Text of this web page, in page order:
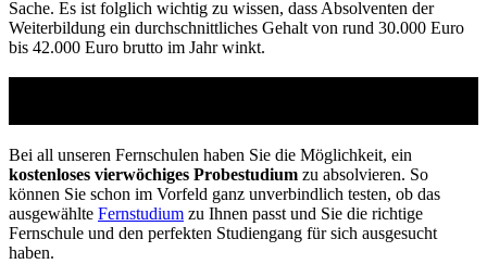
Sache. Es ist folglich wichtig zu wissen, dass Absolventen der
Weiterbildung ein durchschnittliches Gehalt von rund 30.000 Euro
bis 42.000 Euro brutto im Jahr winkt.
Bei all unseren Fernschulen haben Sie die Möglichkeit, ein
kostenloses vierwöchiges Probestudium zu absolvieren. So
können Sie schon im Vorfeld ganz unverbindlich testen, ob das
ausgewählte Fernstudium zu Ihnen passt und Sie die richtige
Fernschule und den perfekten Studiengang für sich ausgesucht
haben.